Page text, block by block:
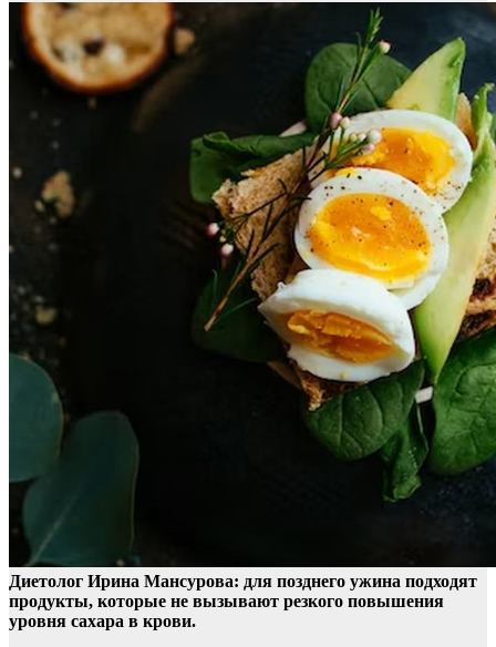
Диетолог Ирина Мансурова: для позднего ужина подходят
продукты, которые не вызывают резкого повышения
уровня сахара в крови.